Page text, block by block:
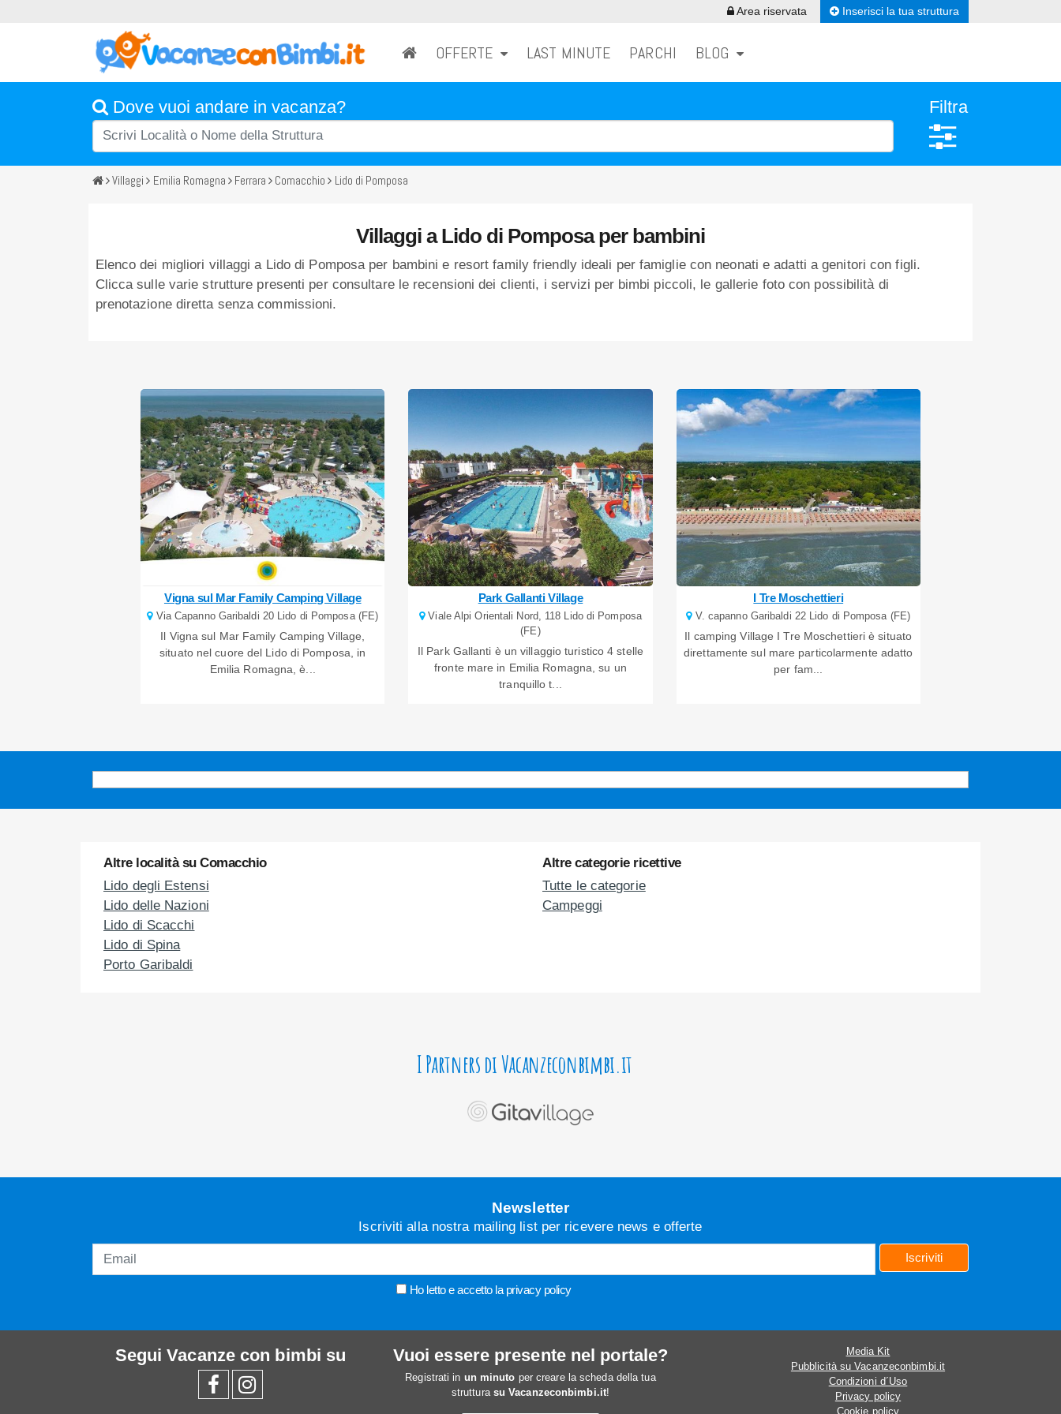
Area riservata Inserisci la tua struttura
OFFERTE LAST MINUTE PARCHI BLOG
Dove vuoi andare in vacanza? Filtra
Villaggi Emilia Romagna Ferrara Comacchio Lido di Pomposa
Villaggi a Lido di Pomposa per bambini
Elenco dei migliori villaggi a Lido di Pomposa per bambini e resort family friendly ideali per famiglie con neonati e adatti a genitori con figli.
Clicca sulle varie strutture presenti per consultare le recensioni dei clienti, i servizi per bimbi piccoli, le gallerie foto con possibilità di
prenotazione diretta senza commissioni.
Vigna sul Mar Family Camping Village
Via Capanno Garibaldi 20 Lido di Pomposa (FE)
Il Vigna sul Mar Family Camping Village,
situato nel cuore del Lido di Pomposa, in
Emilia Romagna, è...
Park Gallanti Village
Viale Alpi Orientali Nord, 118 Lido di Pomposa
(FE)
Il Park Gallanti è un villaggio turistico 4 stelle
fronte mare in Emilia Romagna, su un
tranquillo t...
I Tre Moschettieri
V. capanno Garibaldi 22 Lido di Pomposa (FE)
Il camping Village I Tre Moschettieri è situato
direttamente sul mare particolarmente adatto
per fam...
Altre località su Comacchio
Lido degli Estensi
Lido delle Nazioni
Lido di Scacchi
Lido di Spina
Porto Garibaldi
Altre categorie ricettive
Tutte le categorie
Campeggi
I Partners di Vacanzeconbimbi.it
Newsletter
Iscriviti alla nostra mailing list per ricevere news e offerte
Ho letto e accetto la privacy policy
Iscriviti
SeguiVacanze con bimbi su Vuoi essere presente nel portale?
Registrati in un minuto per creare la scheda della tua
struttura su Vacanzeconbimbi.it!
Media Kit
Pubblicità su Vacanzeconbimbi.it
Condizioni d´Uso
Privacy policy
Cookie policy